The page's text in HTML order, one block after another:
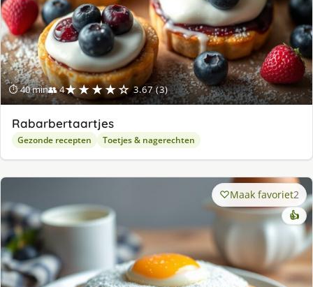
⏱ 40 min👥 4★★★★☆ 3.67 (3)
Rabarbertaartjes
Gezonde recepten Toetjes & nagerechten
Maak favoriet2
👍